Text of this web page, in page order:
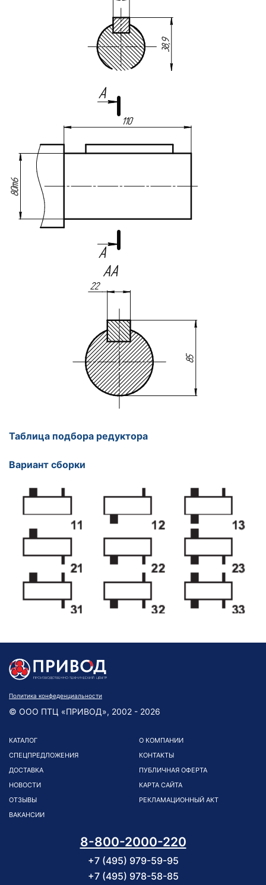
Таблица подбора редуктора
Вариант сборки
Политика конфеденциальности
© ООО ПТЦ «ПРИВОД», 2002 - 2026
КАТАЛОГ
СПЕЦПРЕДЛОЖЕНИЯ
ДОСТАВКА
НОВОСТИ
ОТЗЫВЫ
ВАКАНСИИ
О КОМПАНИИ
КОНТАКТЫ
ПУБЛИЧНАЯ ОФЕРТА
КАРТА САЙТА
РЕКЛАМАЦИОННЫЙ АКТ
8-800-2000-220
+7 (495) 979-59-95
+7 (495) 978-58-85